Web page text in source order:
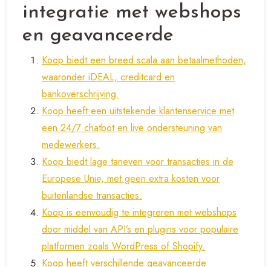
integratie met webshops
en geavanceerde
Koop biedt een breed scala aan betaalmethoden,
waaronder iDEAL, creditcard en
bankoverschrijving.
Koop heeft een uitstekende klantenservice met
een 24/7 chatbot en live ondersteuning van
medewerkers.
Koop biedt lage tarieven voor transacties in de
Europese Unie, met geen extra kosten voor
buitenlandse transacties.
Koop is eenvoudig te integreren met webshops
door middel van API’s en plugins voor populaire
platformen zoals WordPress of Shopify.
Koop heeft verschillende geavanceerde